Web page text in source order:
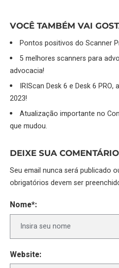
VOCÊ TAMBÉM VAI
Pontos positivos do Scanner
5 melhores scanners para
advocacia!
IRIScan Desk 6 e Desk 6
2023!
Atualização importante no
que mudou.
DEIXE SUA COMENTÁRIO
Seu email nunca será publicado
obrigatórios devem ser
Nome*:
Website: